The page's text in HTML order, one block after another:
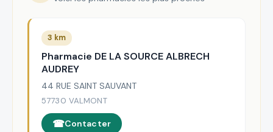
3 km
Pharmacie DE LA SOURCE ALBRECH
AUDREY
44 RUE SAINT SAUVANT
57730 VALMONT
Contacter